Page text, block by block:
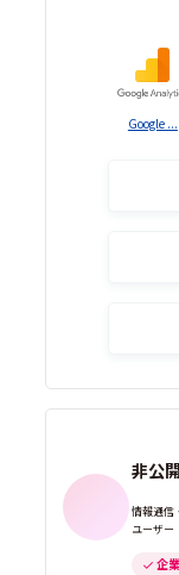
Google ...
非公
情報通信
ユーザー
企